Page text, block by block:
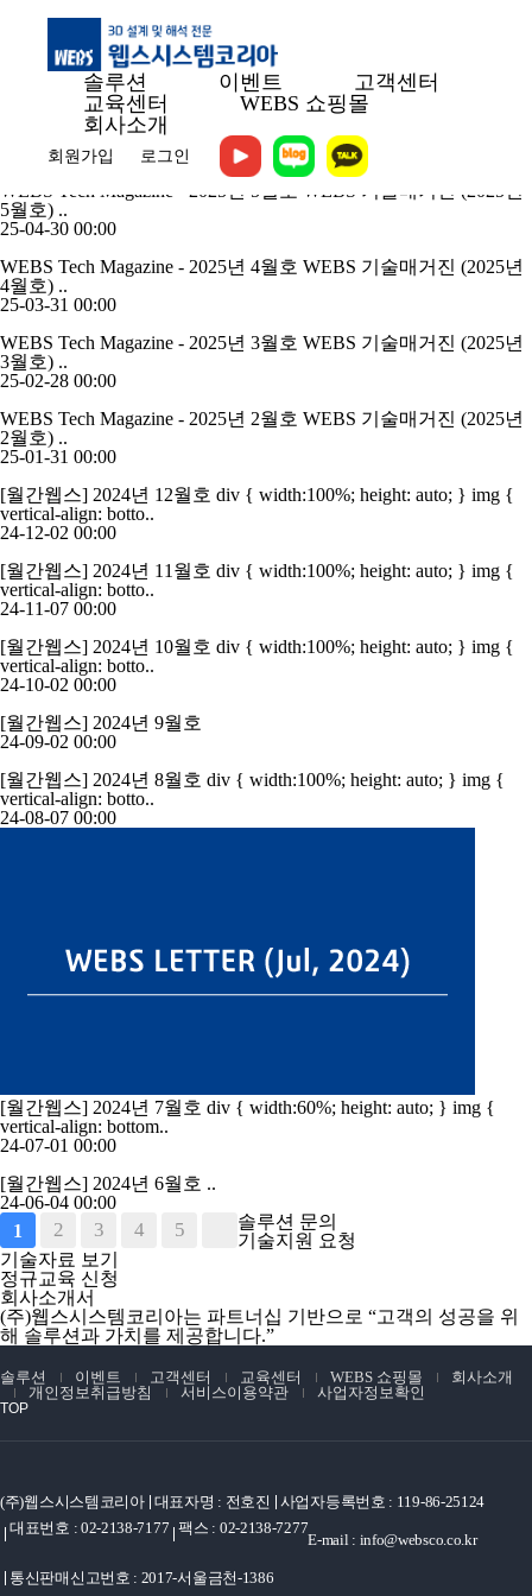
솔루션 이벤트
고객센터
교육센터
WEBS 쇼핑몰
회사소개
회원가입 로그인
AI 및 머신러닝을 활용한 차세대 MODSIM 워크플로이 이메일
이 올바르게 표시되지 않으면 여기를 클릭하십시오.AI 및 머신
러닝을 활용한 차세대 MODSIM 워크플로해석을 기다..
26-02-25 00:00
WEBS Tech Magazine - 2025년 5월호
WEBS 기술매거진 (2025년
5월호) ..
25-04-30 00:00
WEBS Tech Magazine - 2025년 4월호 WEBS 기술매거진 (2025년
4월호) ..
25-03-31 00:00
WEBS Tech Magazine - 2025년 3월호 WEBS 기술매거진 (2025년
3월호) ..
25-02-28 00:00
WEBS Tech Magazine - 2025년 2월호 WEBS 기술매거진 (2025년
2월호) ..
25-01-31 00:00
[월간웹스] 2024년 12월호 div { width:100%; height: auto; } img {
vertical-align: botto..
24-12-02 00:00
[월간웹스] 2024년 11월호 div { width:100%; height: auto; } img {
vertical-align: botto..
24-11-07 00:00
[월간웹스] 2024년 10월호 div { width:100%; height: auto; } img {
vertical-align: botto..
24-10-02 00:00
[월간웹스] 2024년 9월호
24-09-02 00:00
[월간웹스] 2024년 8월호 div { width:100%; height: auto; } img {
vertical-align: botto..
24-08-07 00:00
[월간웹스] 2024년 7월호 div { width:60%; height: auto; } img {
vertical-align: bottom..
24-07-01 00:00
[월간웹스] 2024년 6월호 ..
24-06-04 00:00
1
2 3 4 5
솔루션 문의
기술지원 요청
기술자료 보기
정규교육 신청
회사소개서
(주)웹스시스템코리아는 파트너십 기반으로 “고객의 성공을 위
해 솔루션과 가치를 제공합니다.”
솔루션 이벤트 고객센터 교육센터 WEBS 쇼핑몰
회사소개
개인정보취급방침
서비스이용약관 사업자정보확인
TOP
(주)웹스시스템코리아 대표자명 : 전호진
사업자등록번호 : 119-86-25124
대표번호 : 02-2138-7177 팩스 : 02-2138-7277
E-mail : info@websco.co.kr
통신판매신고번호 : 2017-서울금천-1386